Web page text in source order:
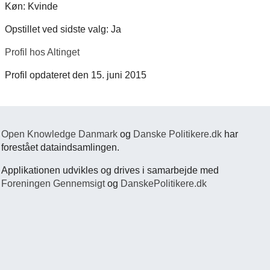
Køn: Kvinde
Opstillet ved sidste valg: Ja
Profil hos Altinget
Profil opdateret den 15. juni 2015
Open Knowledge Danmark og Danske Politikere.dk har
forestået dataindsamlingen.
Applikationen udvikles og drives i samarbejde med
Foreningen Gennemsigtog DanskePolitikere.dk